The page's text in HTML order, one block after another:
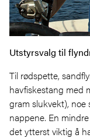
Utstyrsvalg til
Til rødspette,
havfiskestang med
gram slukvekt), noe
nappene. En
det ytterst viktig å